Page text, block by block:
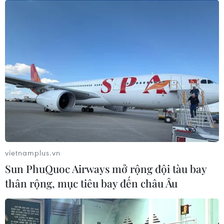
vietnamplus.vn
Sun PhuQuoc Airways mở rộng đội tàu bay
thân rộng, mục tiêu bay đến châu Âu